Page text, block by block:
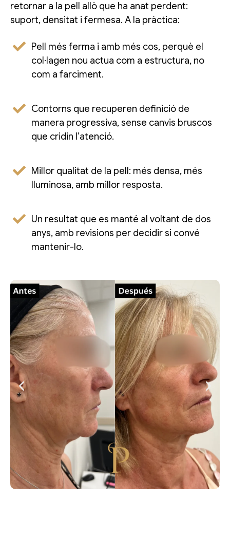
retornar a la pell allò que ha anat perdent:
suport, densitat i fermesa. A la pràctica:
Pell més ferma i amb més cos, perquè el
col·lagen nou actua com a estructura, no
com a farciment.
Contorns que recuperen definició de
manera progressiva, sense canvis bruscos
que cridin l’atenció.
Millor qualitat de la pell: més densa, més
lluminosa, amb millor resposta.
Un resultat que es manté al voltant de dos
anys, amb revisions per decidir si convé
mantenir-lo.